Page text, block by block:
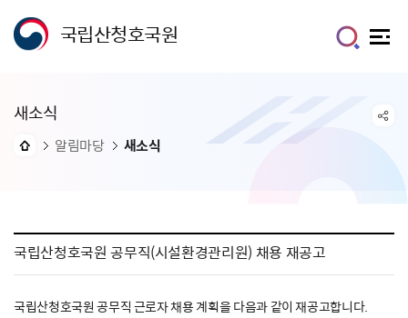
국립산청호국원
새소식
알림마당 새소식
국립산청호국원 공무직(시설환경관리원) 채용 재공고
국립산청호국원 공무직 근로자 채용 계획을 다음과 같이 재공고합니다.